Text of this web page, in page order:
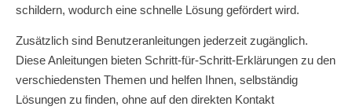
schildern, wodurch eine schnelle Lösung gefördert wird.
Zusätzlich sind Benutzeranleitungen jederzeit zugänglich.
Diese Anleitungen bieten Schritt-für-Schritt-Erklärungen zu den
verschiedensten Themen und helfen Ihnen, selbständig
Lösungen zu finden, ohne auf den direkten Kontakt